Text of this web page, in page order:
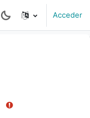
Acceder